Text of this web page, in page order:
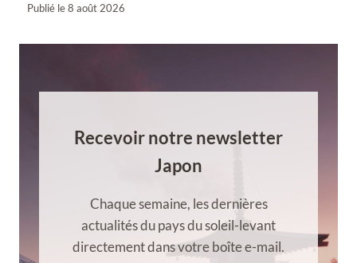
Publié le8 août 2026
Recevoir notre newsletter
Japon
Chaque semaine, les dernières
actualités du pays du soleil-levant
directement dans votre boîte e-mail.